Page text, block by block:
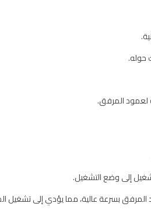
حوله.
لعمود المرفق.
إلى وضع التشغيل.
بسرعة عالية، مما يؤدي إلى تشغيل